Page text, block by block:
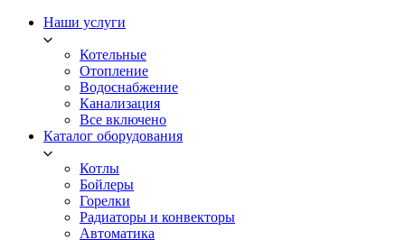
Наши услуги
Котельные
Отопление
Водоснабжение
Канализация
Все включено
Каталог оборудования
Котлы
Бойлеры
Горелки
Радиаторы и конвекторы
Автоматика